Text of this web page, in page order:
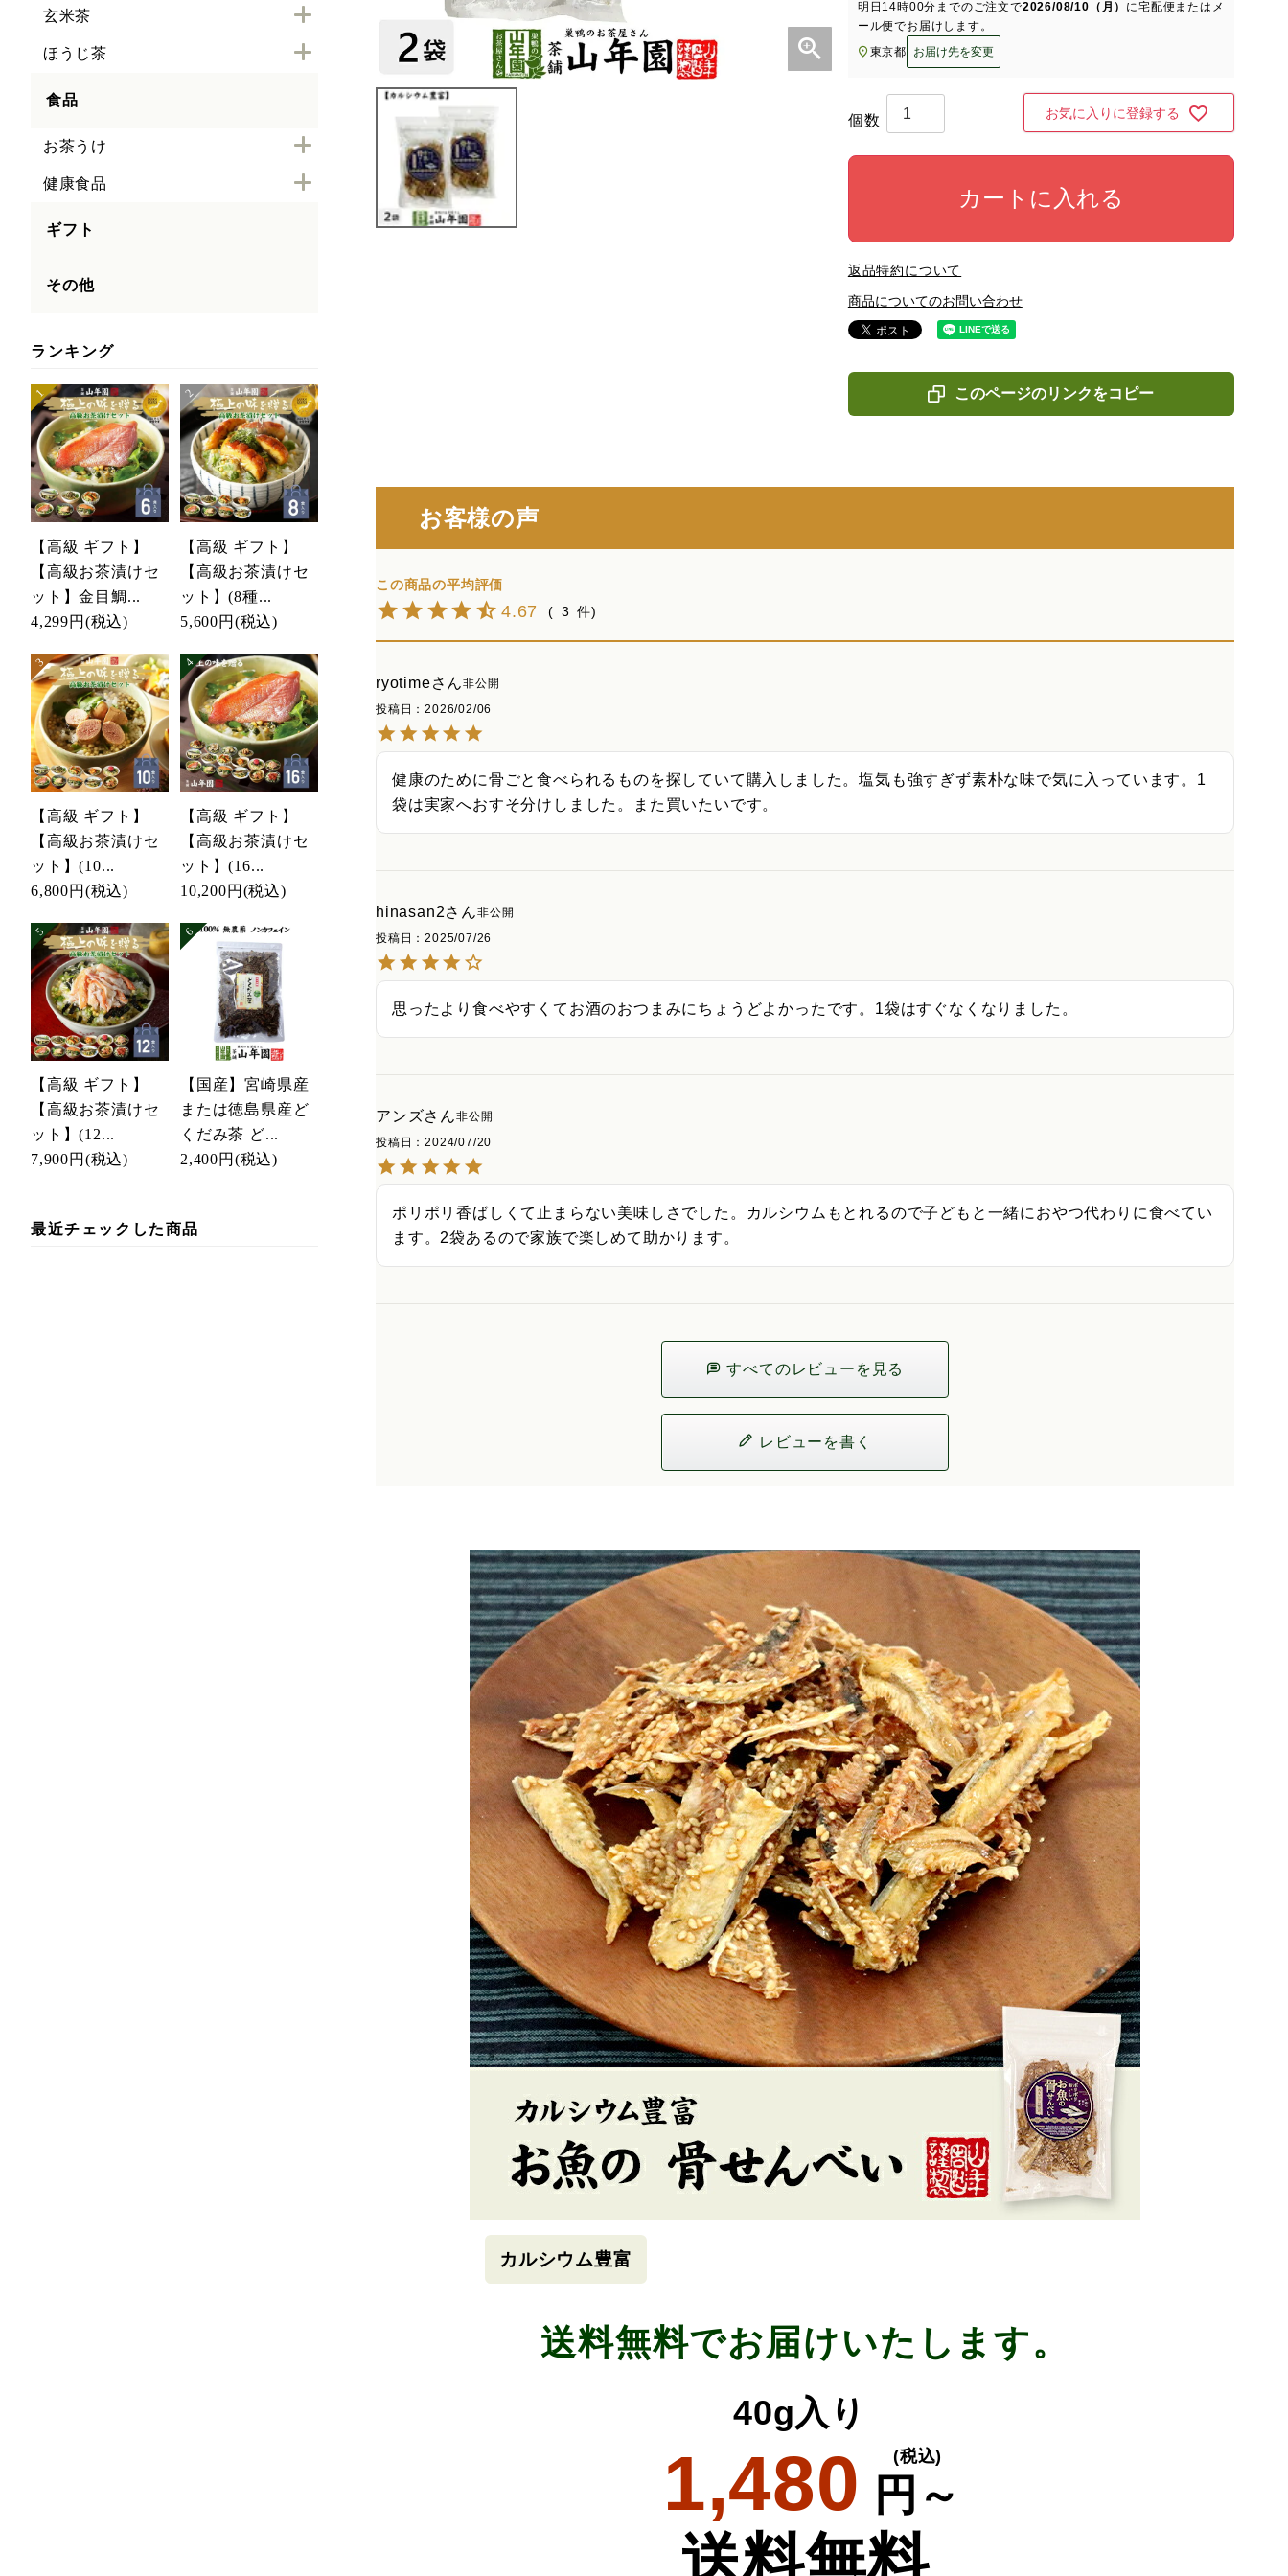
玄米茶
ほうじ茶
食品
お茶うけ
健康食品
ギフト
その他
ランキング
【高級 ギフト】
【高級お茶漬けセ
ット】金目鯛...
4,299円 (税込)
【高級 ギフト】
【高級お茶漬けセ
ット】(8種...
5,600円 (税込)
【高級 ギフト】
【高級お茶漬けセ
ット】(10...
6,800円 (税込)
【高級 ギフト】
【高級お茶漬けセ
ット】(16...
10,200円 (税込)
【高級 ギフト】
【高級お茶漬けセ
ット】(12...
7,900円 (税込)
【国産】宮崎県産
または徳島県産ど
くだみ茶 ど...
2,400円 (税込)
最近チェックした商品
明日 14時00分 までのご注文で2026/08/10（月） に宅配便またはメ
ール便でお届けします。
東京都
お届け先を変更
お気に入りに登録する
カートに入れる
返品特約について
商品についてのお問い合わせ
このページのリンクをコピー
お客様の声
4.67 3
ryotime
非公開
投稿日
2026/02/06
健康のために骨ごと食べられるものを探していて購入しました。塩気も強すぎず素朴な味で気に入っています。1
袋は実家へおすそ分けしました。また買いたいです。
hinasan2
非公開
投稿日
2025/07/26
思ったより食べやすくてお酒のおつまみにちょうどよかったです。1袋はすぐなくなりました。
アンズ
非公開
投稿日
2024/07/20
ポリポリ香ばしくて止まらない美味しさでした。カルシウムもとれるので子どもと一緒におやつ代わりに食べてい
ます。2袋あるので家族で楽しめて助かります。
すべてのレビューを見る
レビューを書く
カルシウム豊富
送料無料でお届けいたします。
40g入り
1,480 円～
(税込)
送料無料